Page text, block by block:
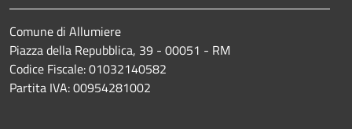
Comune di Allumiere
Piazza della Repubblica, 39 - 00051 - RM
Codice Fiscale: 01032140582
Partita IVA: 00954281002